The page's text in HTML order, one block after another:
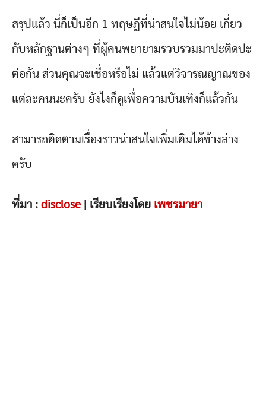
สรุปแล้ว นี่ก็เป็นอีก 1 ทฤษฎีที่น่าสนใจไม่น้อย เกี่ยว
กับหลักฐานต่างๆ ที่ผู้คนพยายามรวบรวมมาปะติดปะ
ต่อกัน ส่วนคุณจะเชื่อหรือไม่ แล้วแต่วิจารณญาณของ
แต่ละคนนะครับ ยังไงก็ดูเพื่อความบันเทิงก็แล้วกัน
สามารถติดตามเรื่องราวน่าสนใจเพิ่มเติมได้ข้างล่าง
ครับ
ที่มา : disclose| เรียบเรียงโดย เพชรมายา